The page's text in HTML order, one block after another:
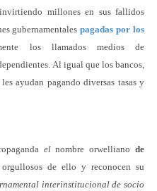
millones en sus fallidos
gubernamentalespagadas por los
los llamados medios de
Al igual que los bancos,
ayudan pagando diversas tasas y
elnombre orwellianode
de ello y reconocen su
interinstitucional de socio